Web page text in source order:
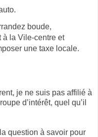
boude,
à la Vile-centre et
une taxe locale.
je ne suis pas affilié à
d’intérêt, quel qu’il
question à savoir pour